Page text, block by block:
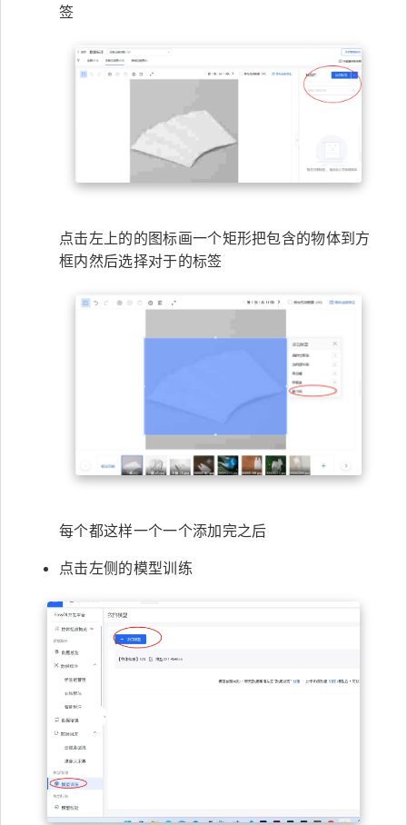
签
点击左上的的图标画一个矩形把包含的物体到方
框内然后选择对于的标签
每个都这样一个一个添加完之后
点击左侧的模型训练